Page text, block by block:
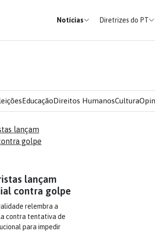
Notícias Diretrizes do PT
EducaçãoDireitos HumanosCultura
lançam
contra golpe
relembra a
contra tentativa de
para impedir